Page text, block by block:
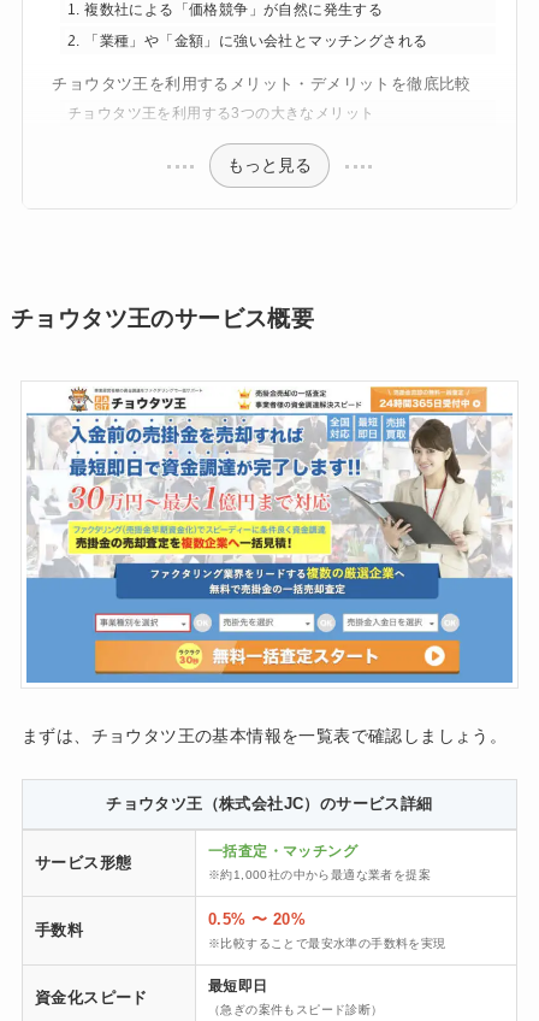
1. 複数社による「価格競争」が自然に発生する
2. 「業種」や「金額」に強い会社とマッチングされる
チョウタツ王を利用するメリット・デメリットを徹底比較
チョウタツ王を利用する3つの大きなメリット
もっと見る
チョウタツ王のサービス概要
まずは、チョウタツ王の基本情報を一覧表で確認しましょう。
チョウタツ王（株式会社JC）のサービス詳細
サービス形態
一括査定・マッチング
※約1,000社の中から最適な業者を提案
手数料
0.5% 〜 20%
※比較することで最安水準の手数料を実現
資金化スピード
最短即日
（急ぎの案件もスピード診断）